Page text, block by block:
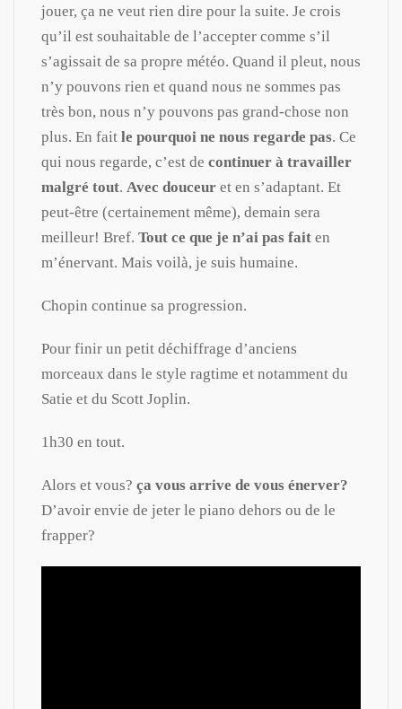
jouer, ça ne veut rien dire pour la suite. Je crois
qu’il est souhaitable de l’accepter comme s’il
s’agissait de sa propre météo. Quand il pleut, nous
n’y pouvons rien et quand nous ne sommes pas
très bon, nous n’y pouvons pas grand-chose non
plus. En fait le pourquoi ne nous regarde pas. Ce
qui nous regarde, c’est de continuer à travailler
malgré tout. Avec douceur et en s’adaptant. Et
peut-être (certainement même), demain sera
meilleur! Bref. Tout ce que je n’ai pas fait en
m’énervant. Mais voilà, je suis humaine.
Chopin continue sa progression.
Pour finir un petit déchiffrage d’anciens
morceaux dans le style ragtime et notamment du
Satie et du Scott Joplin.
1h30 en tout.
Alors et vous? ça vous arrive de vous énerver?
D’avoir envie de jeter le piano dehors ou de le
frapper?